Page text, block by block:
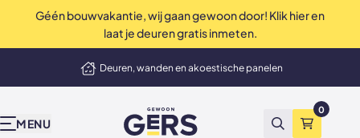
Géén bouwvakantie, wij gaan gewoon door! Klik hier en
laat je deuren gratis inmeten.
Perfecte service tot in de puntjes
Deuren, wanden en akoestische panelen
Niet tevreden? Geld terug
MENU
GewoonGers
Zoeken
0
Onze producten
Inspiratie & advies
Bekend van tv
Wij zijn Gers
Waarom GewoonGers
Contact
Showrooms
Showroom & fabriek Vlaardingen